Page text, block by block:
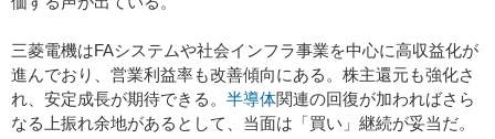
三菱電機はFAシステムや社会インフラ事業を中心に高収益化が
進んでおり、営業利益率も改善傾向にある。株主還元も強化さ
れ、安定成長が期待できる。 半導体関連の回復が加わればさら
なる上振れ余地があるとして、当面は「買い」継続が妥当だ。